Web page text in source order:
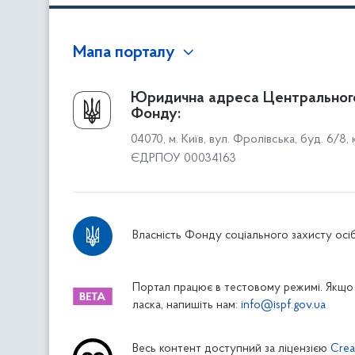
Мапа порталу
Про Фонд
Керівництво
Структура Фонду
Територіальні відділення
Дніпропетровське відділення
Житомирське відділення
Закарпатське відділення
Запорізьке відділення
Юридична адреса
Фонду:
04070, м. Київ, вул. Фролівська, буд. 6/8,
ЄДРПОУ 00034163
Власність Фонду соціального захисту осіб
Портал працює в тестовому режимі. Якщо
ласка, напишіть нам: info@ispf.gov.ua
Весь контент доступний за ліцензією